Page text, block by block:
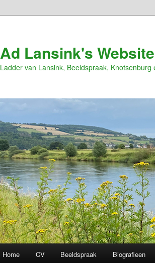
Ad Lansink's Website
Ladder van Lansink, Beeldspraak, Knotsenburg
Home CV Beeldspraak Biografieen